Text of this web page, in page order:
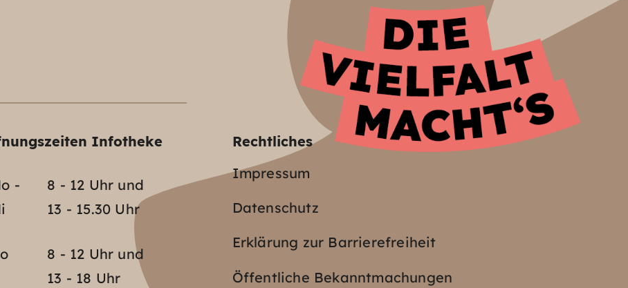
Infotheke
-
8 - 12 Uhr und
13 - 15.30 Uhr
8 - 12 Uhr und
13 - 18 Uhr
Rechtliches
Impressum
Datenschutz
Erklärung zur Barrierefreiheit
Öffentliche Bekanntmachungen